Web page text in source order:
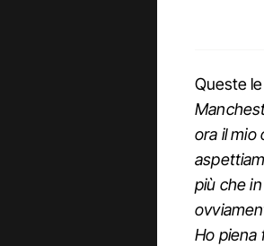
Queste
ora il mio
più che
Ho piena